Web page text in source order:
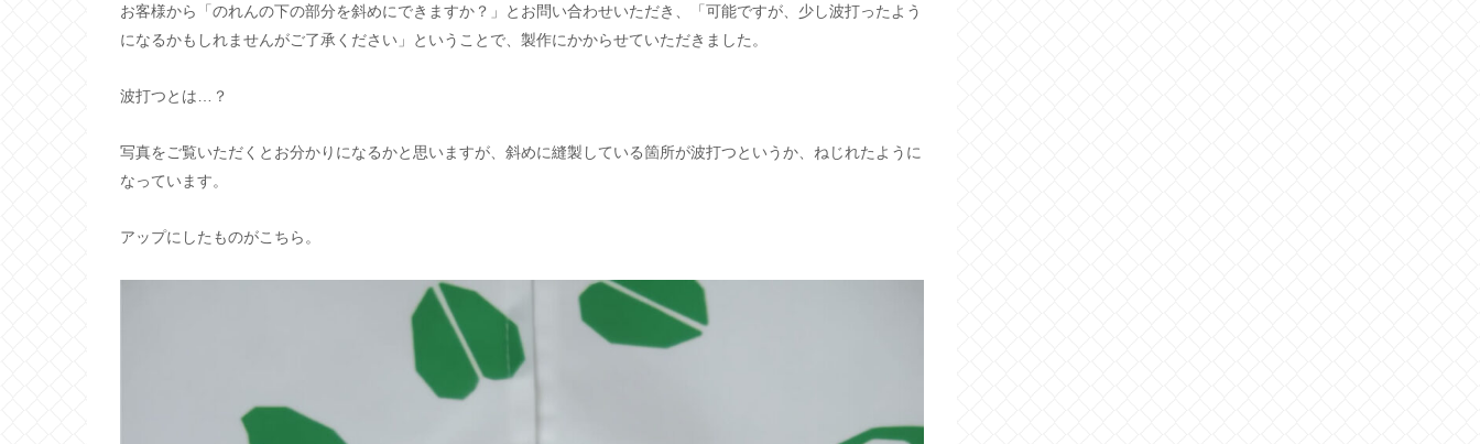
お客様から「のれんの下の部分を斜めにできますか？」とお問い合わせいただき、「可能ですが、少し波打ったよう
になるかもしれませんがご了承ください」ということで、製作にかからせていただきました。
波打つとは…？
写真をご覧いただくとお分かりになるかと思いますが、斜めに縫製している箇所が波打つというか、ねじれたように
なっています。
アップにしたものがこちら。